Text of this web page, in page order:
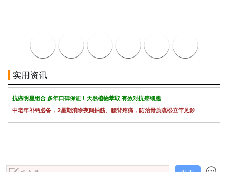
实用资讯
抗癌明星组合 多年口碑保证！天然植物萃取 有效对抗癌细胞
中老年补钙必备，2星期消除夜间抽筋、腰背疼痛，防治骨质疏松立竿见影